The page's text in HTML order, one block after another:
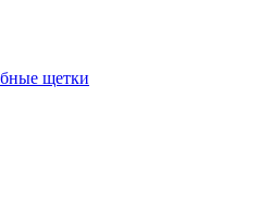
щетки